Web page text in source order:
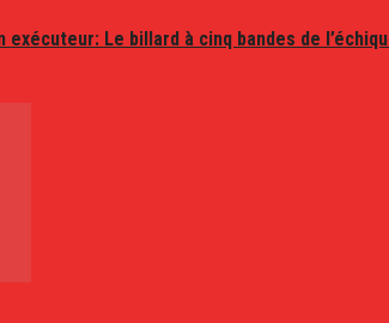
exécuteur: Le billard à cinq bandes de